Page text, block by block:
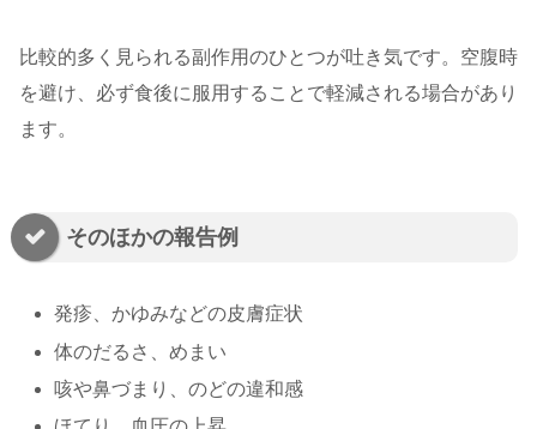
比較的多く見られる副作用のひとつが吐き気です。空腹時
を避け、必ず食後に服用することで軽減される場合があり
ます。
そのほかの報告例
発疹、かゆみなどの皮膚症状
体のだるさ、めまい
咳や鼻づまり、のどの違和感